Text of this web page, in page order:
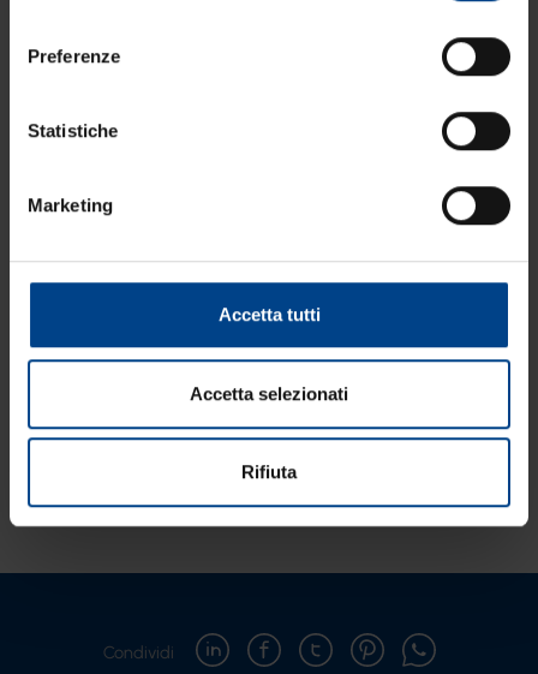
Preferenze
Statistiche
Marketing
Accetta tutti
Accetta selezionati
Rifiuta
Condividi